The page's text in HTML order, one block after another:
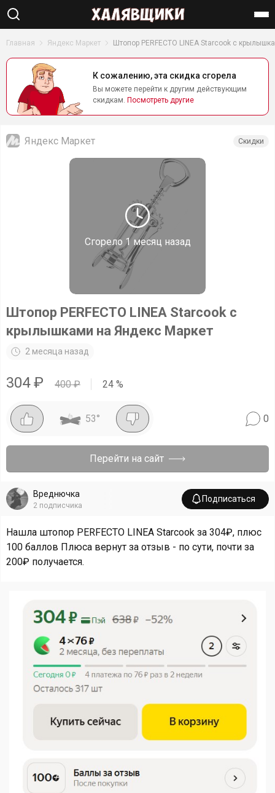
Найти
Главная Яндекс Маркет Штопор PERFECTO LINEA Starcook с
К сожалению, эта скидка сгорела
Вы можете перейти к другим действующим
скидкам. Посмотреть другие
Сгорело 1 месяц назад
Яндекс Маркет Скидки
Штопор PERFECTO LINEA Starcook с
крылышками на Яндекс Маркет
2 месяца назад
304₽ 400₽ 24 %
53° 0
Перейти на сайт
Вреднючка
2 подписчика
Подписаться
Нашла штопор PERFECTO LINEA Starcook за 304₽, плюс
100 баллов Плюса вернут за отзыв - по сути, почти за
200₽ получается.